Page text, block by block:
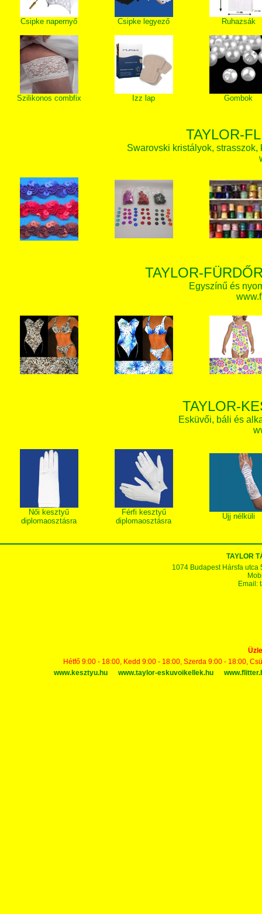
Csipke napernyő Csipke legyező Ruhazsák
Szilikonos combfix Izz lap Gombok
TAYLOR-
Swarovski kristályok,
TAYLOR-
Egyszínű és
TAYLOR-
Esküvői, báli és
Női kesztyű
diplomaosztásra
Férfi kesztyű
diplomaosztásra
Ujj nélküli
TAYLOR
1074 Budapest Hársfa utca
Email:
Hétfő 9:00 - 18:00, Kedd 9:00 - 18:00, Szerda 9:00 - 18:00,
www.kesztyu.hu
www.taylor-eskuvoikellek.hu